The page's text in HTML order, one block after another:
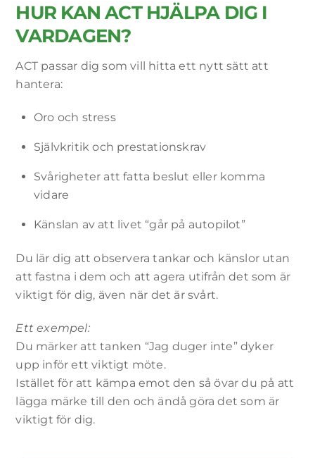
HUR KAN ACT HJÄLPA DIG I
VARDAGEN?
ACT passar dig som vill hitta ett nytt sätt att
hantera:
Oro och stress
Självkritik och prestationskrav
Svårigheter att fatta beslut eller komma
vidare
Känslan av att livet “går på autopilot”
Du lär dig att observera tankar och känslor utan
att fastna i dem och att agera utifrån det som är
viktigt för dig, även när det är svårt.
Ett exempel:
Du märker att tanken “Jag duger inte” dyker
upp inför ett viktigt möte.
Istället för att kämpa emot den så övar du på att
lägga märke till den och ändå göra det som är
viktigt för dig.
Dessa
cookies är
ska fungera.
kunna
förbättra
funktionalitet
och struktur,
baserat på
hur
För att vår
webbplats
ska fungera